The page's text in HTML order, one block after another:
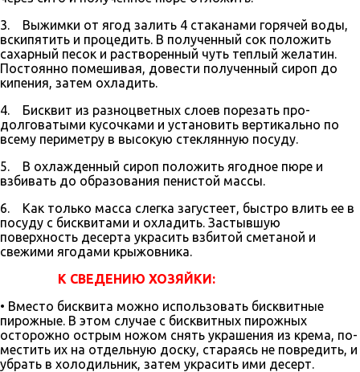
3. Выжимки от ягод залить 4 стаканами горячей воды,
вскипятить и процедить. В полученный сок положить
сахарный песок и растворенный чуть теплый желатин.
Постоянно помешивая, довести полученный сироп до
кипения, затем охладить.
4. Бисквит из разноцветных слоев порезать про­
долговатыми кусочками и установить верти­кально по
всему периметру в высокую стеклян­ную посуду.
5. В охлажденный сироп положить ягодное пюре и
взбивать до образования пенистой массы.
6. Как только масса слегка загустеет, быстро влить ее в
посуду с бисквитами и охладить. Застыв­шую
поверхность десерта украсить взбитой сметаной и
свежими ягодами крыжовника.
К СВЕДЕНИЮ ХОЗЯЙКИ:
• Вместо бисквита можно использовать би­сквитные
пирожные. В этом случае с бисквит­ных пирожных
осторож­но острым ножом снять украшения из крема, по­
местить их на отдель­ную доску, стараясь не повредить, и
убрать в холодильник, затем ук­расить ими десерт.